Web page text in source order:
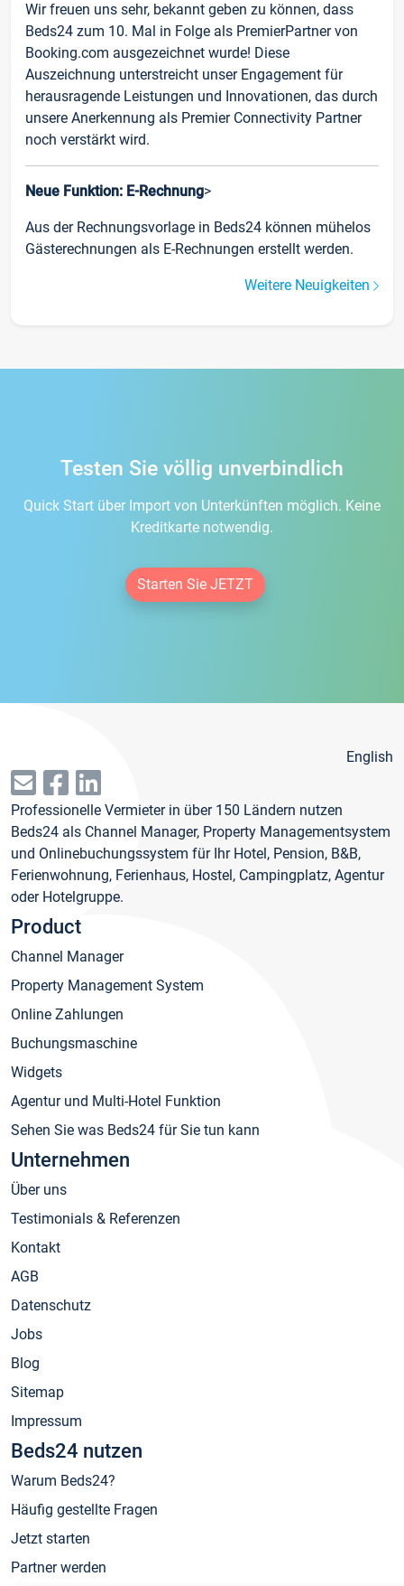
Wir freuen uns sehr, bekannt geben zu können, dass
Beds24 zum 10. Mal in Folge als PremierPartner von
Booking.com ausgezeichnet wurde! Diese
Auszeichnung unterstreicht unser Engagement für
herausragende Leistungen und Innovationen, das durch
unsere Anerkennung als Premier Connectivity Partner
noch verstärkt wird.
Neue Funktion: E-Rechnung>
Aus der Rechnungsvorlage in Beds24 können mühelos
Gästerechnungen als E-Rechnungen erstellt werden.
Weitere Neuigkeiten
Testen Sie völlig unverbindlich
Quick Start über Import von Unterkünften möglich. Keine
Kreditkarte notwendig.
Starten Sie JETZT
English
Professionelle Vermieter in über 150 Ländern nutzen
Beds24 als Channel Manager, Property Managementsystem
und Onlinebuchungssystem für Ihr Hotel, Pension, B&B,
Ferienwohnung, Ferienhaus, Hostel, Campingplatz, Agentur
oder Hotelgruppe.
Product
Channel Manager
Property Management System
Online Zahlungen
Buchungsmaschine
Widgets
Agentur und Multi-Hotel Funktion
Sehen Sie was Beds24 für Sie tun kann
Unternehmen
Über uns
Testimonials & Referenzen
Kontakt
AGB
Datenschutz
Jobs
Blog
Sitemap
Impressum
Beds24 nutzen
Warum Beds24?
Häufig gestellte Fragen
Jetzt starten
Partner werden